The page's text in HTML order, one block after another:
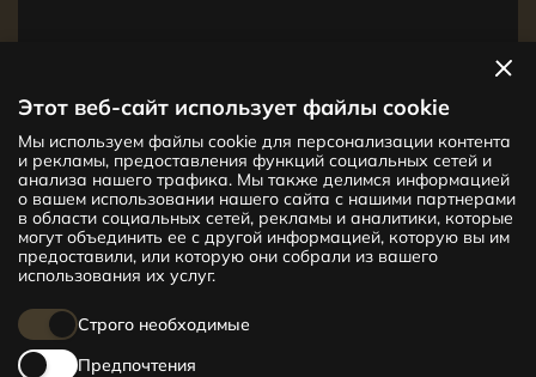
Этот веб-сайт использует файлы cookie
Мы используем файлы cookie для персонализации контента
и рекламы, предоставления функций социальных сетей и
анализа нашего трафика. Мы также делимся информацией
о вашем использовании нашего сайта с нашими партнерами
в области социальных сетей, рекламы и аналитики, которые
могут объединить ее с другой информацией, которую вы им
предоставили, или которую они собрали из вашего
использования их услуг.
Строго необходимые
Предпочтения
Новый проект CENTRUS предлагает
142 эксклюзивные и удобные квартиры
в центре Риги – от уютных квартир
площадью 24 кв. м до просторных
апартаментов площадью 210 кв. м. Выбери
свое жилище и будь в центре жизни!